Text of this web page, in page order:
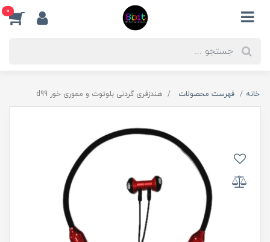
0
خانه فهرست محصولات هندزفری گردنی بلوتوث و مموری خور d99